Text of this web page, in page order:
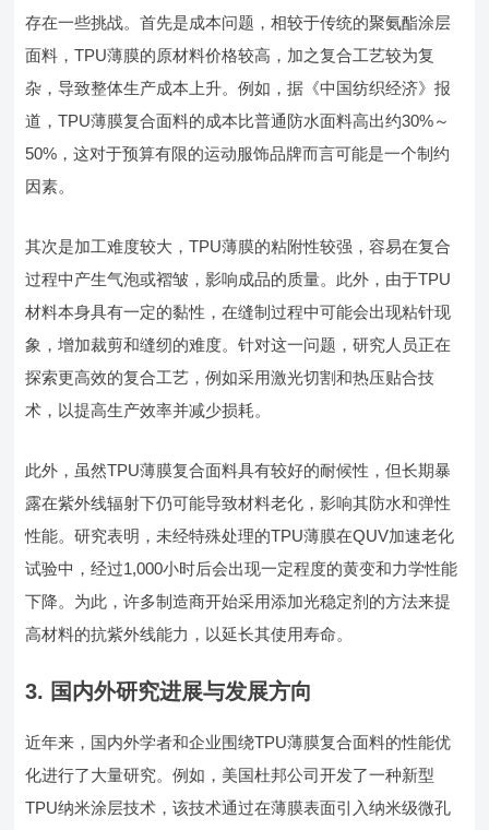
存在一些挑战。首先是成本问题，相较于传统的聚氨酯涂层
面料，TPU薄膜的原材料价格较高，加之复合工艺较为复
杂，导致整体生产成本上升。例如，据《中国纺织经济》报
道，TPU薄膜复合面料的成本比普通防水面料高出约30%～
50%，这对于预算有限的运动服饰品牌而言可能是一个制约
因素。
其次是加工难度较大，TPU薄膜的粘附性较强，容易在复合
过程中产生气泡或褶皱，影响成品的质量。此外，由于TPU
材料本身具有一定的黏性，在缝制过程中可能会出现粘针现
象，增加裁剪和缝纫的难度。针对这一问题，研究人员正在
探索更高效的复合工艺，例如采用激光切割和热压贴合技
术，以提高生产效率并减少损耗。
此外，虽然TPU薄膜复合面料具有较好的耐候性，但长期暴
露在紫外线辐射下仍可能导致材料老化，影响其防水和弹性
性能。研究表明，未经特殊处理的TPU薄膜在QUV加速老化
试验中，经过1,000小时后会出现一定程度的黄变和力学性能
下降。为此，许多制造商开始采用添加光稳定剂的方法来提
高材料的抗紫外线能力，以延长其使用寿命。
3. 国内外研究进展与发展方向
近年来，国内外学者和企业围绕TPU薄膜复合面料的性能优
化进行了大量研究。例如，美国杜邦公司开发了一种新型
TPU纳米涂层技术，该技术通过在薄膜表面引入纳米级微孔